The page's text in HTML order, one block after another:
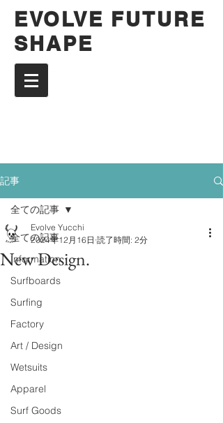
EVOLVE FUTURE
SHAPE
記事
全ての記事
Information
Surfboards
Surfing
Factory
Art / Design
Wetsuits
Apparel
Surf Goods
全ての記事
New Design.
Evolve Yucchi
2024年12月16日 読了時間: 2分